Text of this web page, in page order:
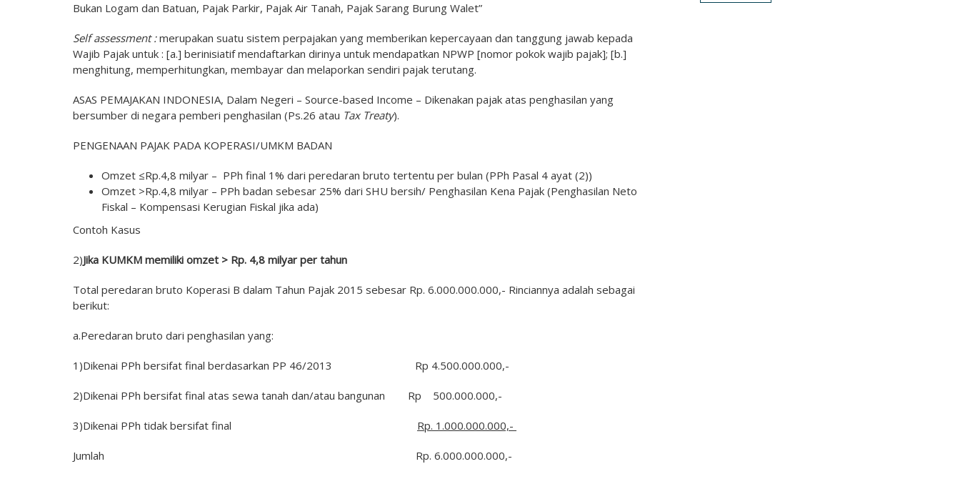
Bukan Logam dan Batuan, Pajak Parkir, Pajak Air Tanah, Pajak Sarang Burung Walet”
Self assessment :merupakan suatu sistem perpajakan yang memberikan kepercayaan dan tanggung jawab kepada
Wajib Pajak untuk : [a.] berinisiatif mendaftarkan dirinya untuk mendapatkan NPWP [nomor pokok wajib pajak]; [b.]
menghitung, memperhitungkan, membayar dan melaporkan sendiri pajak terutang.
ASAS PEMAJAKAN INDONESIA, Dalam Negeri – Source-based Income – Dikenakan pajak atas penghasilan yang
bersumber di negara pemberi penghasilan (Ps.26 atau Tax Treaty).
PENGENAAN PAJAK PADA KOPERASI/UMKM BADAN
Omzet ≤Rp.4,8 milyar – PPh final 1% dari peredaran bruto tertentu per bulan (PPh Pasal 4 ayat (2))
Omzet >Rp.4,8 milyar – PPh badan sebesar 25% dari SHU bersih/ Penghasilan Kena Pajak (Penghasilan Neto
Fiskal – Kompensasi Kerugian Fiskal jika ada)
Contoh Kasus
2)Jika KUMKM memiliki omzet > Rp. 4,8 milyar per tahun
Total peredaran bruto Koperasi B dalam Tahun Pajak 2015 sebesar Rp. 6.000.000.000,- Rinciannya adalah sebagai
berikut:
a.Peredaran bruto dari penghasilan yang:
1)Dikenai PPh bersifat final berdasarkan PP 46/2013 Rp 4.500.000.000,-
2)Dikenai PPh bersifat final atas sewa tanah dan/atau bangunan Rp 500.000.000,-
3)Dikenai PPh tidak bersifat final Rp. 1.000.000.000,-
Jumlah Rp. 6.000.000.000,-